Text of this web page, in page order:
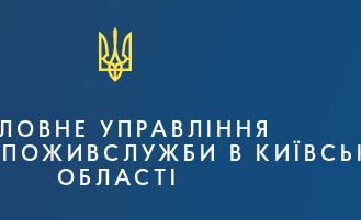
УПРАВЛІННЯ
В
ОБЛАСТІ